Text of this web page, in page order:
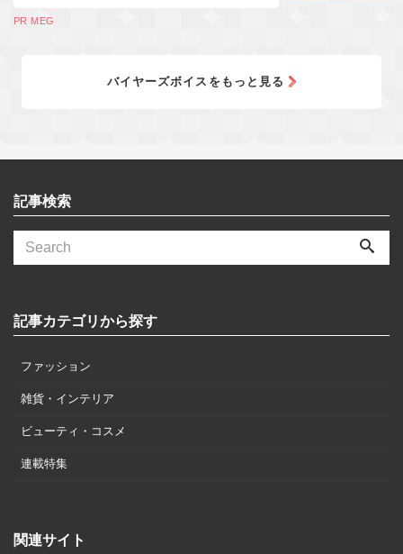
PR MEG
バイヤーズボイスをもっと見る
記事検索
記事カテゴリから探す
ファッション
雑貨・インテリア
ビューティ・コスメ
連載特集
関連サイト